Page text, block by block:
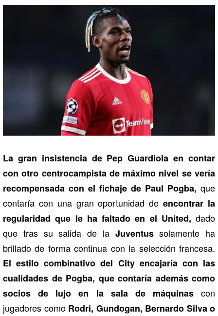
La gran insistencia de Pep Guardiola en contar
con otro centrocampista de máximo nivel se vería
recompensada con el fichaje de Paul Pogba, que
contaría con una gran oportunidad deencontrar la
regularidad que le ha faltado en el United, dado
que tras su salida de la Juventussolamente ha
brillado de forma continua con la selección francesa.
El estilo combinativo del City encajaría con las
cualidades de Pogba, que contaría además como
socios de lujo en la sala de máquinascon
jugadores como Rodri, Gundogan, Bernardo Silva o